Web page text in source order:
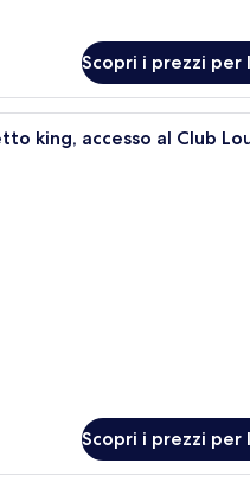
Scopri i prezzi
Una moderna
king, accesso al Club
Scopri i prezzi